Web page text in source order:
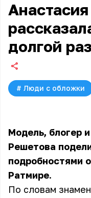
долгой
# Люди с обложки
Модель, блогер
Решетова
подробностями
Ратмире.
По словам